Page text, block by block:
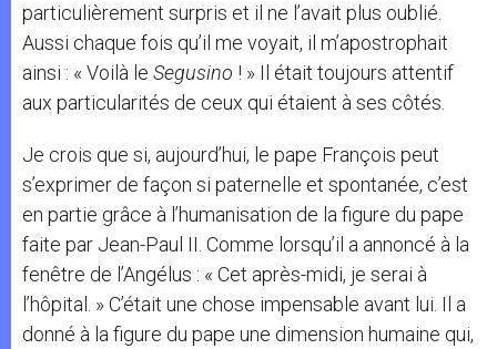
particulièrement surpris et il ne l’avait plus oublié.
Aussi chaque fois qu’il me voyait, il m’apostrophait
ainsi : « Voilà le Segusino ! » Il était toujours attentif
aux particularités de ceux qui étaient à ses côtés.
Je crois que si, aujourd’hui, le pape François peut
s’exprimer de façon si paternelle et spontanée, c’est
en partie grâce à l’humanisation de la figure du pape
faite par Jean-Paul II. Comme lorsqu’il a annoncé à la
fenêtre de l’Angélus : « Cet après-midi, je serai à
l’hôpital. » C’était une chose impensable avant lui. Il a
donné à la figure du pape une dimension humaine qui,